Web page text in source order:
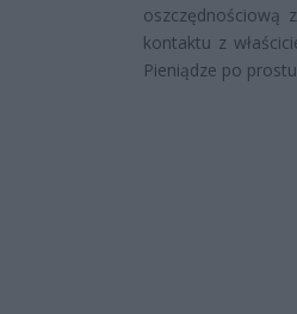
oszczędnościową
kontaktu z
Pieniądze po